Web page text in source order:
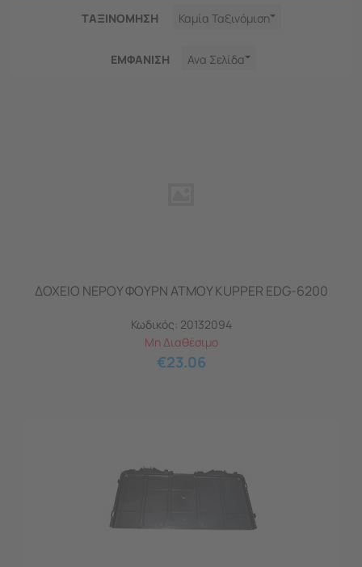
ΤΑΞΙΝΟΜΗΣΗ Καμία Ταξινόμιση
ΕΜΦΑNΙΣΗ Ανα Σελίδα
ΔΟΧΕΙΟ ΝΕΡΟΥ ΦΟΥΡΝ ΑΤΜΟΥ KUPPER EDG-6200
Κωδικός: 20132094
Μη Διαθέσιμο
€23.06